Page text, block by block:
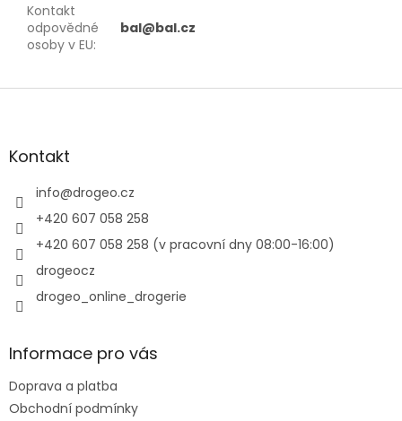
Kontakt
odpovědné
osoby v EU:
bal@bal.cz
Z
aKontakt
info@drogeo.cz
+420 607 058 258
+420 607 058 258 (v pracovní dny 08:00-16:00)
drogeocz
drogeo_online_drogerie
Informace pro vás
Doprava a platba
Obchodní podmínky